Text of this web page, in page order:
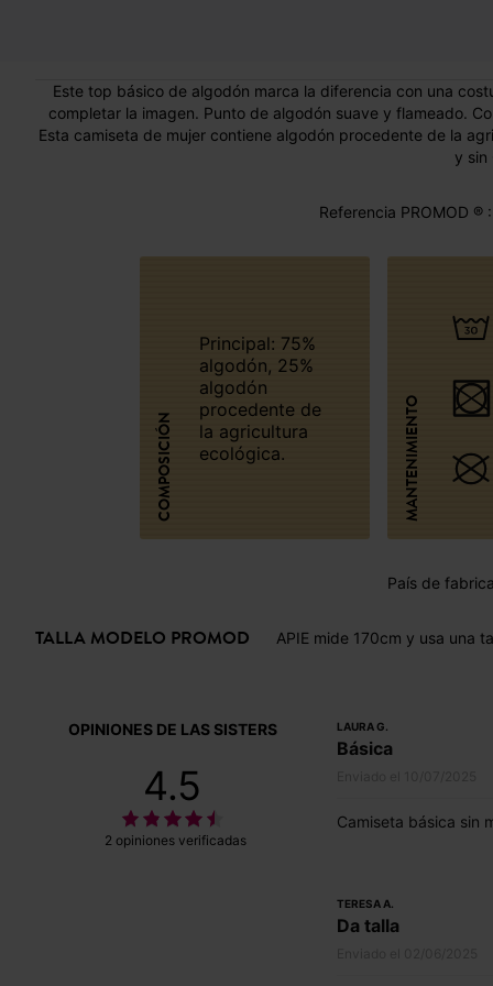
Este top básico de algodón marca la diferencia con una
completar la imagen. Punto de algodón suave y flameado.
Esta camiseta de mujer contiene algodón procedente de la
y sin
Referencia PROMOD
COMPOSICIÓN
Principal: 75%
algodón, 25%
algodón
procedente de
la agricultura
ecológica.
MANTENIMIENTO
País de
TALLA MODELO PROMOD APIE mide 170cm y usa una
OPINIONES DE LAS SISTERS
4.5
2 opiniones verificadas
LAURA G.
Básica
Camiseta básica sin
TERESA A.
Da talla